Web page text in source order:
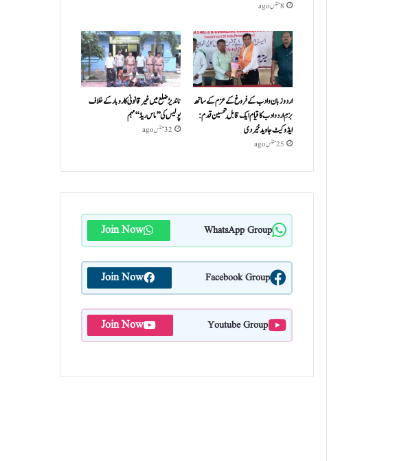
8 منٹس ago
اردو زبان و ادب کے فروغ کے عزم کے ساتھ
بزمِ اردو ادب کا قیام ایک قابلِ تحسین قدم :
ایڈوکیٹ جاوید خیردی
25 منٹس ago
ناندیڑ ضلع میں غیر قانونی کاروبار کے خلاف
پولیس کی ’’ماس ریڈ‘‘ مہم
32 منٹس ago
WhatsApp Group
Join Now
Facebook Group
Join Now
Youtube Group
Join Now